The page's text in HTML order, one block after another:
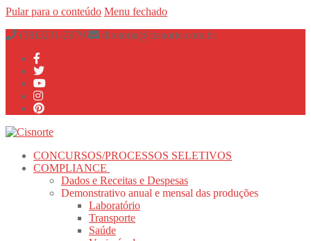
Pular para o conteúdo Menu fechado
(38)3231-2979
diretoria@cisnorte.com.br
CONCURSOS/PROCESSOS SELETIVOS
COMPLIANCE
Dados e Receitas e Despesas
Demonstrativo anual e mensal das produções
Laboratório
Transporte
Saúde